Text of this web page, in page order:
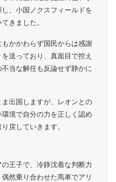
、小国ノクスフィールドを
きました。
かかわらず国民からは感謝
送っており、真面目で控え
当な解任も反論せず静かに
出国しますが、レオンとの
境で自分の力を正しく認め
戻していきます。
王子で、冷静沈着な判断力
然乗り合わせた馬車でアリ